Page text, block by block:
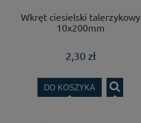
Wkręt ciesielski talerzykowy
10x200mm
2,30 zł
DO KOSZYKA